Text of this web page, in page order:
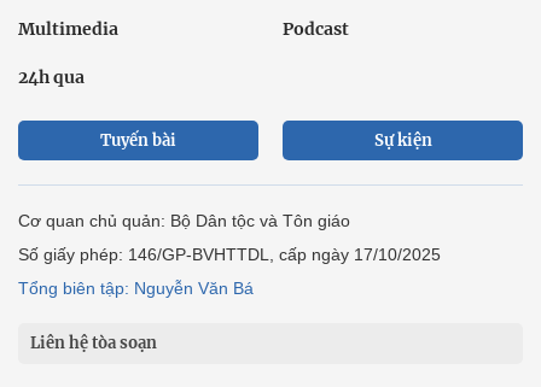
Multimedia Podcast
24h qua
Tuyến bài Sự kiện
Cơ quan chủ quản: Bộ Dân tộc và Tôn giáo
Số giấy phép: 146/GP-BVHTTDL, cấp ngày 17/10/2025
Tổng biên tập: Nguyễn Văn Bá
Liên hệ tòa soạn